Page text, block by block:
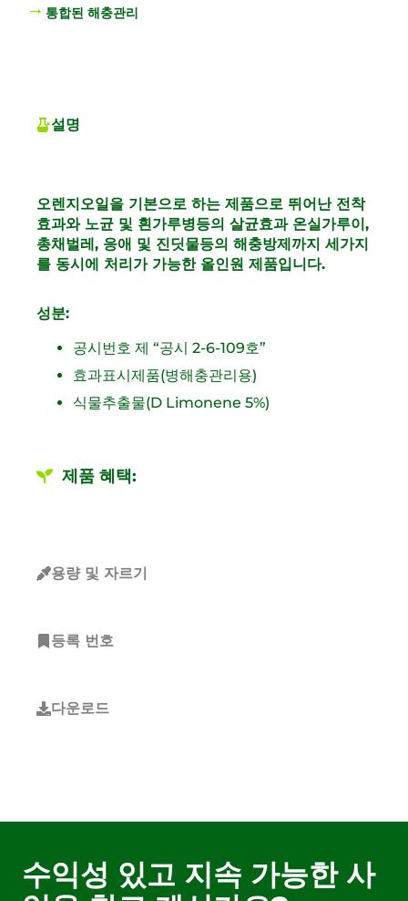
통합된 해충관리
설명
용량 및 자르기
등록 번호
다운로드
오렌지오일을 기본으로 하는 제품으로 뛰어난 전착
효과와 노균 및 흰가루병등의 살균효과 온실가루이,
총채벌레, 응애 및 진딧물등의 해충방제까지 세가지
를 동시에 처리가 가능한 올인원 제품입니다.
성분:
공시번호 제 “공시 2-6-109호”
효과표시제품(병해충관리용)
식물추출물(D Limonene 5%)
제품 혜택:
수익성 있고 지속 가능한 사